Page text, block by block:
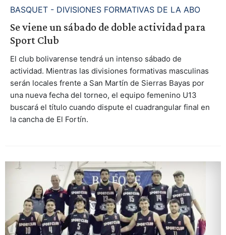
BASQUET - DIVISIONES FORMATIVAS DE LA ABO
Se viene un sábado de doble actividad para
Sport Club
El club bolivarense tendrá un intenso sábado de
actividad. Mientras las divisiones formativas masculinas
serán locales frente a San Martín de Sierras Bayas por
una nueva fecha del torneo, el equipo femenino U13
buscará el título cuando dispute el cuadrangular final en
la cancha de El Fortín.